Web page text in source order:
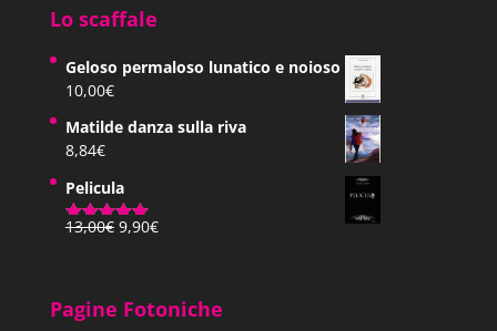
Lo scaffale
Geloso permaloso lunatico e noioso
10,00€
Matilde danza sulla riva
8,84€
Pelicula
Valutato
13,00€ Il
13,00€.
9,90€Il
9,90€.
Pagine Fotoniche